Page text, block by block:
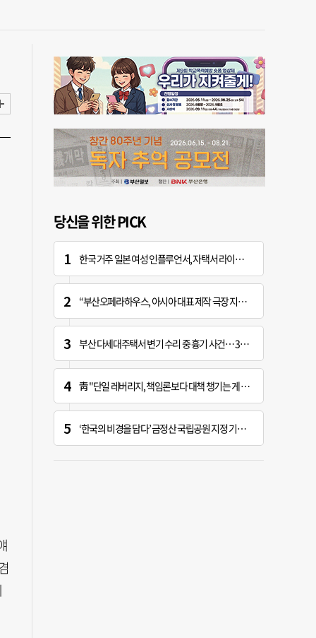
당신을 위한 PICK
한국 거주 일본 여성 인플루언서, 자택서 라이브 방송 중 사망
“부산오페라하우스, 아시아 대표 제작 극장 지향해야”
부산 다세대주택서 변기 수리 중 흉기 사건… 30대 여성 현행범 체포
靑 "단일 레버리지, 책임론보다 대책 챙기는 게 더 중요"
‘한국의 비경을 담다’ 금정산 국립공원 지정 기념 전시회